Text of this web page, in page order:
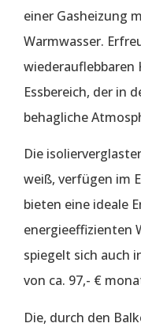
einer Gasheizung
Warmwasser.
wiederauflebbaren
Essbereich, der in
behagliche
Die
weiß, verfügen im
bieten eine ideale
energieeffizienten
spiegelt sich auch
von ca. 97,- €
Die, durch den